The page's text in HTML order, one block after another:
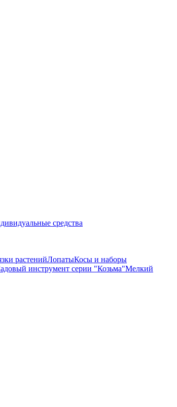
средства
растенийЛопатыКосы и наборы
инструмент серии "Козьма"Мелкий